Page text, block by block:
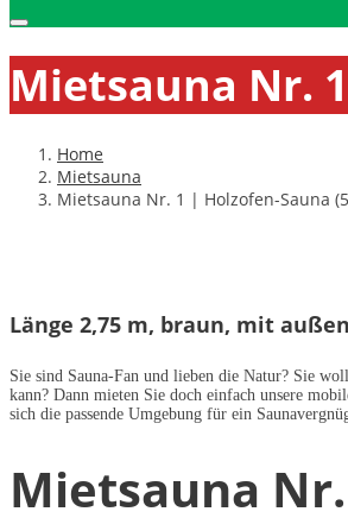
Mietsauna Nr.
Home
Mietsauna
Mietsauna Nr. 1 | Holzofen-Sauna
Länge 2,75 m, braun, mit
Sie sind Sauna-Fan und lieben die Natur? Sie
kann? Dann mieten Sie doch einfach unsere
sich die passende Umgebung für ein
Mietsauna